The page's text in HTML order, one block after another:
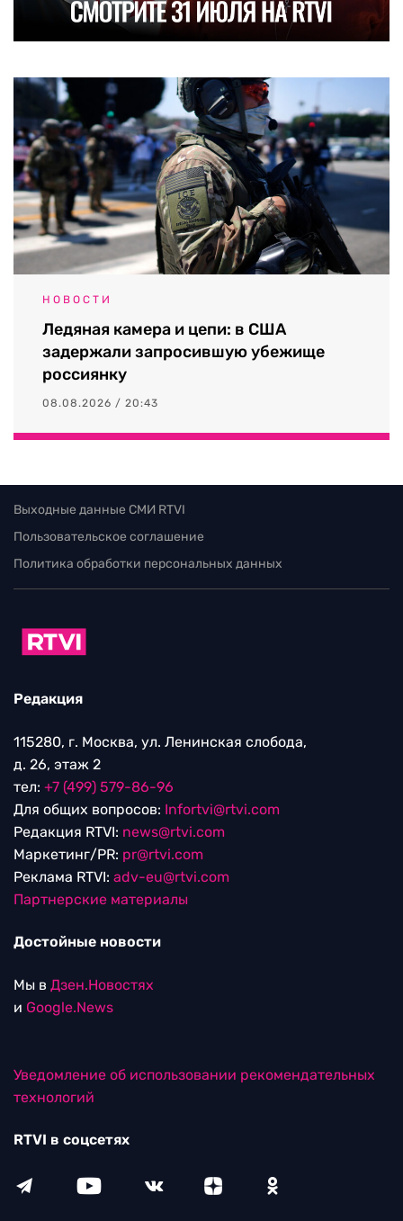
НОВОСТИ
Ледяная камера и цепи: в США
задержали запросившую убежище
россиянку
08.08.2026 / 20:43
Выходные данные СМИ RTVI
Пользовательское соглашение
Политика обработки персональных данных
Редакция
115280, г. Москва, ул. Ленинская слобода,
д. 26, этаж 2
тел: +7 (499) 579-86-96
Для общих вопросов: Infortvi@rtvi.com
Редакция RTVI: news@rtvi.com
Маркетинг/PR: pr@rtvi.com
Реклама RTVI: adv-eu@rtvi.com
Партнерские материалы
Достойные новости
Мы в Дзен.Новостях
и Google.News
Уведомление об использовании рекомендательных
технологий
RTVI в соцсетях